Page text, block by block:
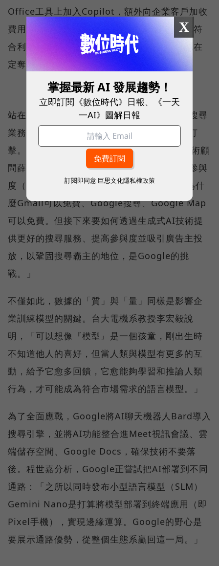
Office工具上加入Copilot，額外向企業客戶加收
費用，很自然地提升服務品質與營收，最大化符
合利益。但如果討論誰是最後的市場贏家，現在
定奪還太早。」
站在Google的立場，受到最直接的威脅來自搜尋
業務，可能因為ChatGPT與Bing崛起而遭受打
擊。Generative AI年會發起人、蜂行資本技術顧
問薛良斌解釋：「Google主要透過消費者的參與
度（engagement）向廣告主收錢，這就是為什
麼Gmail可以免費、Google搜尋、Google Map
可以免費。但接下來要如何透過生成式AI技術提
供更好的搜尋服務、提高參與度並吸引廣告主投
放，以鞏固搜尋霸主的地位，是Google的挑
戰。」
不僅如此，數據的「質」與「量」同樣是影響企
業訓練模型的關鍵。台大電機系教授李宏毅說
明，「可以想像『模型』是一個孩童，剛出生時
不知道他人的喜好，但當人類與模型有更多的互
動，給予它愈多回饋，它愈能夠學習和推論人類
行為，才可能成為符合市場需求的語言模型。」
為了全面應戰，Google將AI聊天機器人Bard導入
搜尋引擎，並將AI功能整合進Meet視訊會議、雲
端儲存空間、Google Docs，確保技術不要落
後。程世嘉分析，Google正嘗試把AI部署到不同
通路：「之所以同時發布小型語言模型（SLM）
Gemini Nano是打算將模型部署到終端應用（即
Pixel手機），實現邊緣運算。Google的野心是
要展示通路優勢，從整個生態系贏回這一局。」
X
掌握最新 AI 發展趨勢！
立即訂閱《數位時代》日報、《一天
一AI》圖解日報
訂閱即同意 巨思文化隱私權政策